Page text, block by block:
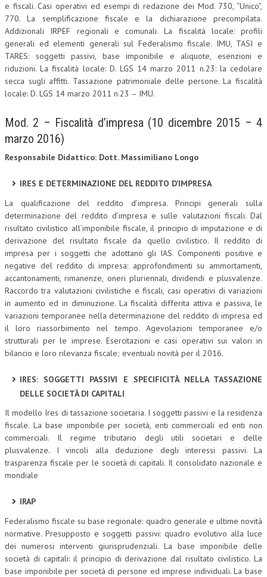
TRIBUTARIA
PENALE
NEWS
ARCHIVIO EVENTI (FINO AL 2022)
PUBBLICAZIONI
BOLLETTINO FINANZIAMENTI
TELEGRAM
DOCUMENTI
MANUALI E MONOGRAFIE
TESI DI LAUREA
MATERIALE DIDATTICO
INVITI E PROMOZIONI
e fiscali. Casi operativi ed esempi di redazione dei Mod. 730, “Unico”,
770. La semplificazione fiscale e la dichiarazione precompilata.
Addizionali IRPEF regionali e comunali. La fiscalità locale: profili
generali ed elementi generali sul Federalismo fiscale. IMU, TASI e
TARES: soggetti passivi, base imponibile e aliquote, esenzioni e
riduzioni. La fiscalità locale: D. LGS 14 marzo 2011 n.23: la cedolare
secca sugli affitti. Tassazione patrimoniale delle persone. La fiscalità
locale: D. LGS 14 marzo 2011 n.23 – IMU.
Mod. 2 – Fiscalità d’impresa (10 dicembre 2015 – 4
marzo 2016)
Responsabile Didattico: Dott. Massimiliano Longo
IRES E DETERMINAZIONE DEL REDDITO D’IMPRESA
La qualificazione del reddito d’impresa. Principi generali sulla
determinazione del reddito d’impresa e sulle valutazioni fiscali. Dal
risultato civilistico all’imponibile fiscale, il principio di imputazione e di
derivazione del risultato fiscale da quello civilistico. Il reddito di
impresa per i soggetti che adottano gli IAS. Componenti positive e
negative del reddito di impresa: approfondimenti su ammortamenti,
accantonamenti, rimanenze, oneri pluriennali, dividendi e plusvalenze.
Raccordo tra valutazioni civilistiche e fiscali, casi operativi di variazioni
in aumento ed in diminuzione. La fiscalità differita attiva e passiva, le
variazioni temporanee nella determinazione del reddito di impresa ed
il loro riassorbimento nel tempo. Agevolazioni temporanee e/o
strutturali per le imprese. Esercitazioni e casi operativi sui valori in
bilancio e loro rilevanza fiscale; eventuali novità per il 2016.
IRES: SOGGETTI PASSIVI E SPECIFICITÀ NELLA TASSAZIONE
DELLE SOCIETÀ DI CAPITALI
Il modello Ires di tassazione societaria. I soggetti passivi e la residenza
fiscale. La base imponibile per società, enti commerciali ed enti non
commerciali. Il regime tributario degli utili societari e delle
plusvalenze. I vincoli alla deduzione degli interessi passivi. La
trasparenza fiscale per le società di capitali. Il consolidato nazionale e
mondiale
IRAP
Federalismo fiscale su base regionale: quadro generale e ultime novità
normative. Presupposto e soggetti passivi: quadro evolutivo alla luce
dei numerosi interventi giurisprudenziali. La base imponibile delle
società di capitali: il principio di derivazione dal risultato civilistico. La
base imponibile per società di persone ed imprese individuali. La base